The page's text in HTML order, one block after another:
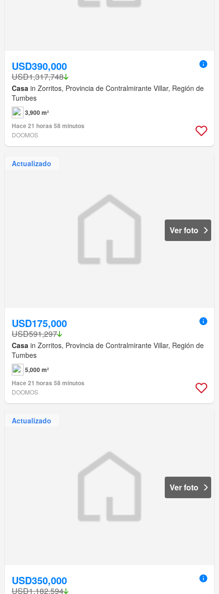
USD390,000
USD1,317,748
Casa in Zorritos, Provincia de Contralmirante Villar, Región de
Tumbes
3,900 m²
Hace 21 horas 58 minutos
DOOMOS
Actualizado
Ver foto
USD175,000
USD591,297
Casa in Zorritos, Provincia de Contralmirante Villar, Región de
Tumbes
5,000 m²
Hace 21 horas 58 minutos
DOOMOS
Actualizado
Ver foto
USD350,000
USD1,182,594